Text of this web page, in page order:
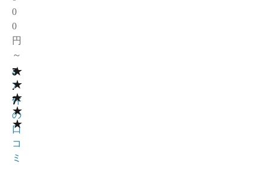
0
0
円
～
★
★
★
★
★
3
.
7
4
7
件
の
口
コ
ミ